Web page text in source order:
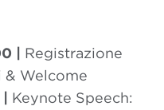
| Registrazione
& Welcome
Keynote Speech: